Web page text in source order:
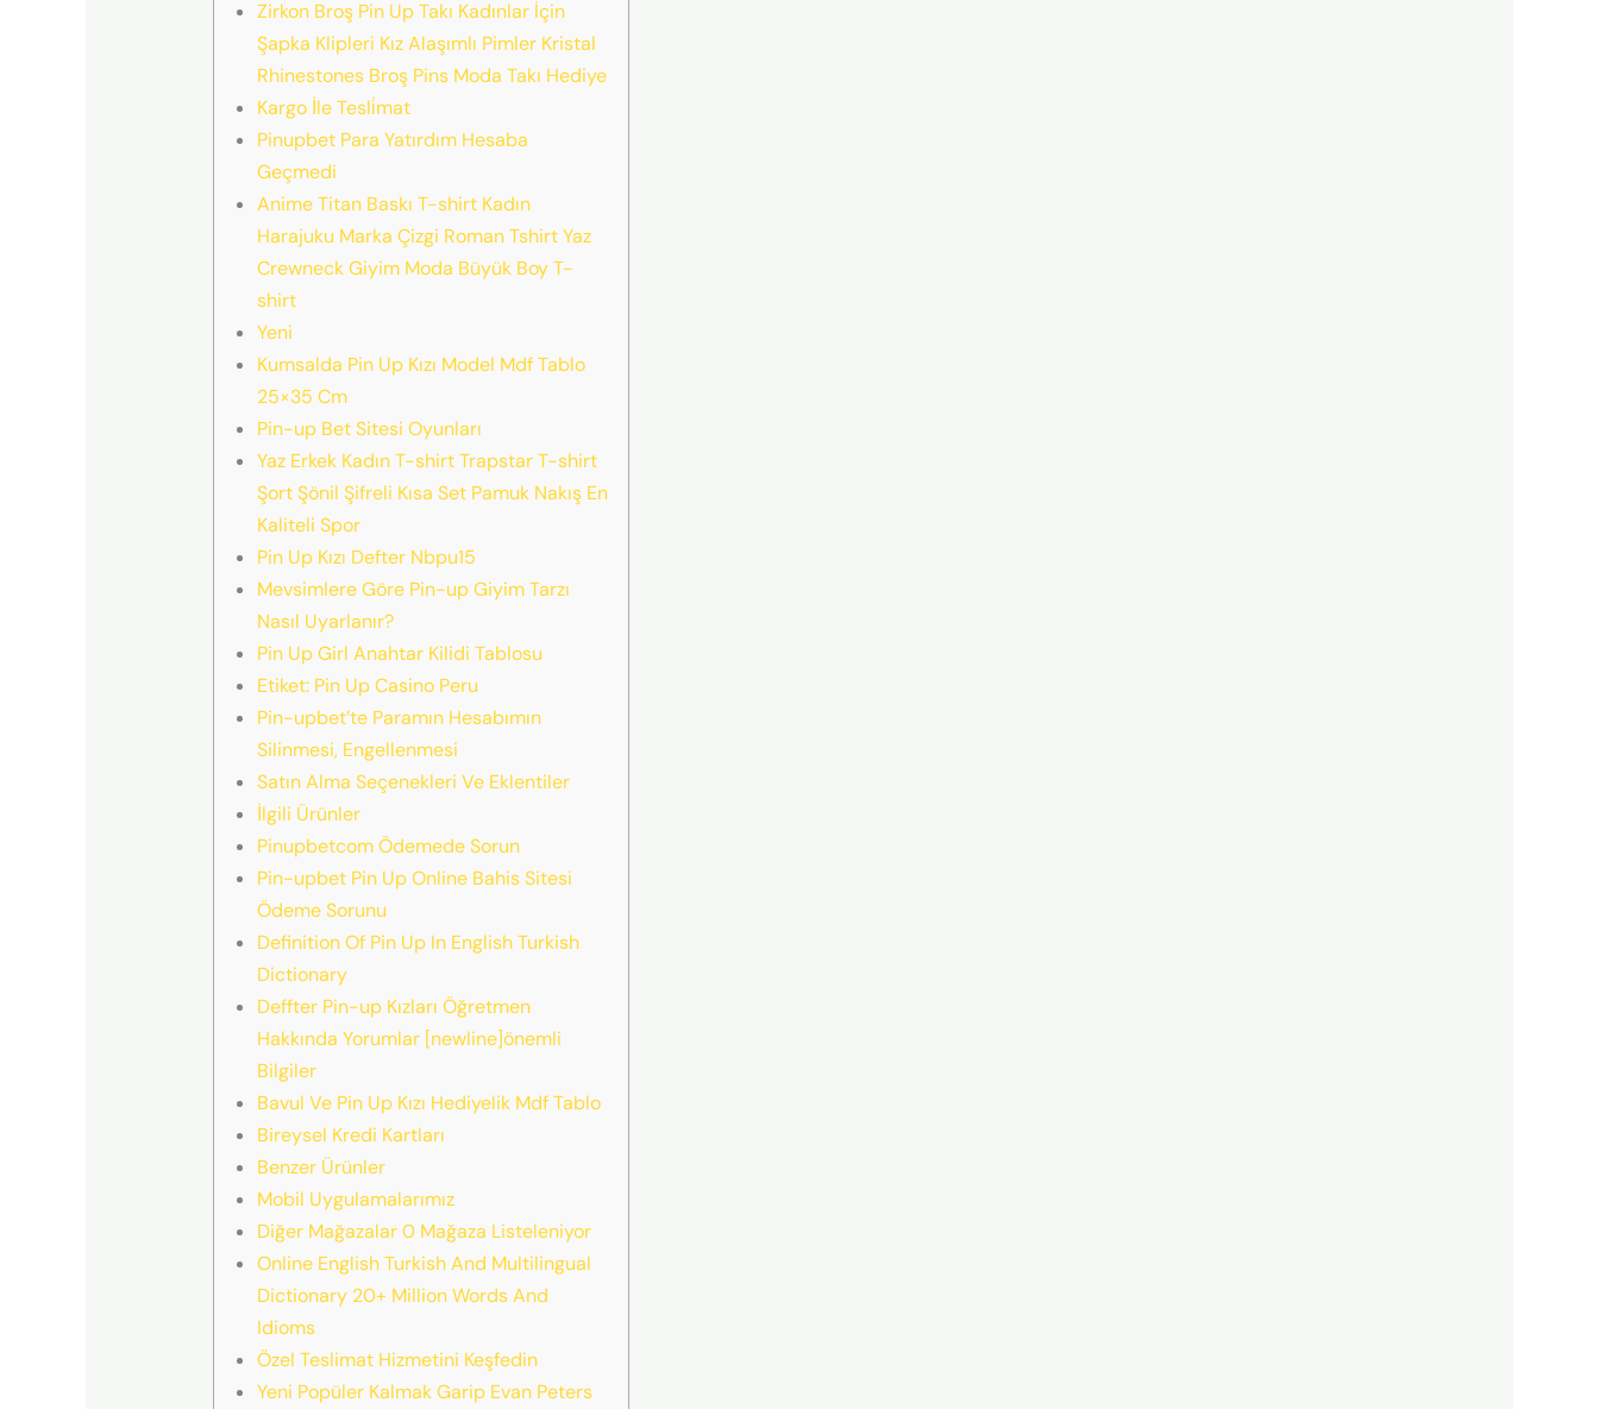
Zirkon Broş Pin Up Takı Kadınlar İçin
Şapka Klipleri Kız Alaşımlı Pimler Kristal
Rhinestones Broş Pins Moda Takı Hediye
Kargo İle Tesli̇mat
Pinupbet Para Yatırdım Hesaba
Geçmedi
Anime Titan Baskı T-shirt Kadın
Harajuku Marka Çizgi Roman Tshirt Yaz
Crewneck Giyim Moda Büyük Boy T-
shirt
Yeni
Kumsalda Pin Up Kızı Model Mdf Tablo
25×35 Cm
Pin-up Bet Sitesi Oyunları
Yaz Erkek Kadın T-shirt Trapstar T-shirt
Şort Şönil Şifreli Kısa Set Pamuk Nakış En
Kaliteli Spor
Pin Up Kızı Defter Nbpu15
Mevsimlere Göre Pin-up Giyim Tarzı
Nasıl Uyarlanır?
Pin Up Girl Anahtar Kilidi Tablosu
Etiket: Pin Up Casino Peru
Pin-upbet’te Paramın Hesabımın
Silinmesi, Engellenmesi
Satın Alma Seçenekleri Ve Eklentiler
İlgili Ürünler
Pinupbetcom Ödemede Sorun
Pin-upbet Pin Up Online Bahis Sitesi
Ödeme Sorunu
Definition Of Pin Up In English Turkish
Dictionary
Deffter Pin-up Kızları Öğretmen
Hakkında Yorumlar [newline]önemli
Bilgiler
Bavul Ve Pin Up Kızı Hediyelik Mdf Tablo
Bireysel Kredi Kartları
Benzer Ürünler
Mobil Uygulamalarımız
Diğer Mağazalar 0 Mağaza Listeleniyor
Online English Turkish And Multilingual
Dictionary 20+ Million Words And
Idioms
Özel Teslimat Hizmetini Keşfedin
Yeni Popüler Kalmak Garip Evan Peters